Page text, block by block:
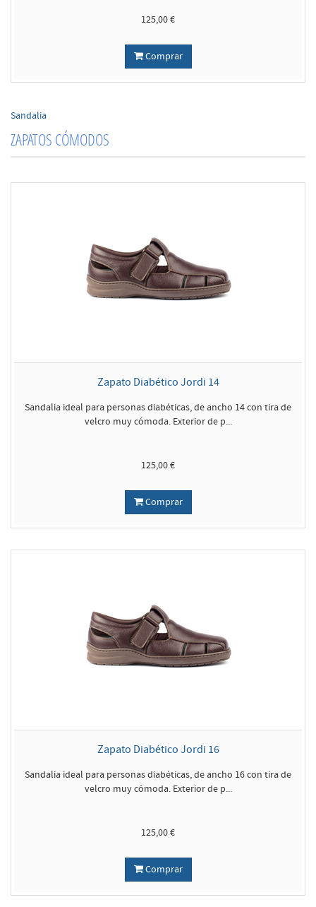
125,00 €
Comprar
Sandalia
ZAPATOS CÓMODOS
Zapato Diabético Jordi 14
Sandalia ideal para personas diabéticas, de ancho 14 con tira de
velcro muy cómoda. Exterior de p...
125,00 €
Comprar
Zapato Diabético Jordi 16
Sandalia ideal para personas diabéticas, de ancho 16 con tira de
velcro muy cómoda. Exterior de p...
125,00 €
Comprar